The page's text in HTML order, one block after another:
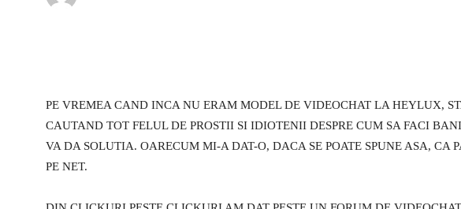
PE VREMEA CAND INCA NU ERAM MODEL DE VIDEOCHAT LA HEYLUX,
CAUTAND TOT FELUL DE PROSTII SI IDIOTENII DESPRE CUM SA FACI
VA DA SOLUTIA. OARECUM MI-A DAT-O, DACA SE POATE SPUNE ASA,
PE NET.